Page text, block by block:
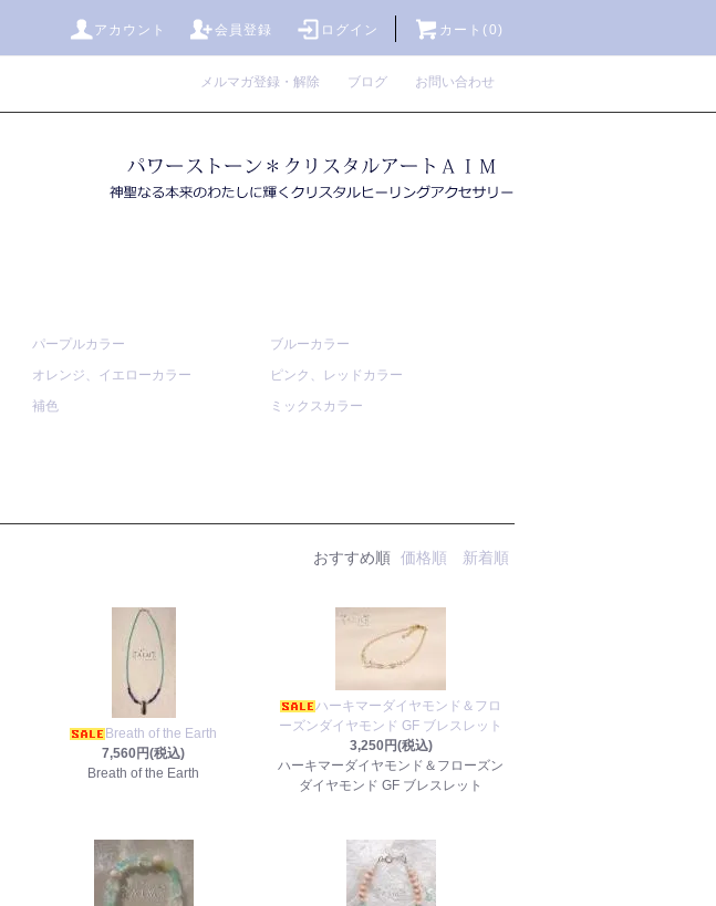
アカウント 会員登録 ログイン カート(0)
メルマガ登録・解除 ブログ お問い合わせ
パープルカラー
ブルーカラー
オレンジ、イエローカラー
ピンク、レッドカラー
補色 ミックスカラー
おすすめ順 価格順 新着順
Breath of the Earth
7,560円(税込)
Breath of the Earth
ハーキマーダイヤモンド＆フロ
ーズンダイヤモンド GF ブレスレット
3,250円(税込)
ハーキマーダイヤモンド＆フローズン
ダイヤモンド GF ブレスレット